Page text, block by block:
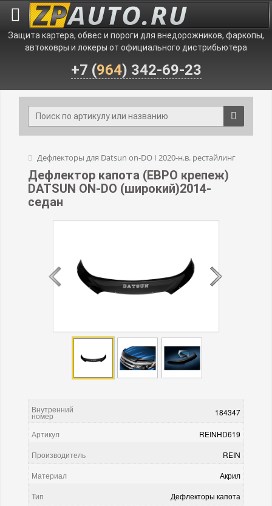
Защита картера, обвес и пороги для внедорожников, фаркопы,
автоковры и локеры от официального дистрибьютера
+7 (964) 342-69-23
Дефлекторы для Datsun on-DO I 2020-н.в. рестайлинг
Дефлектор капота (ЕВРО крепеж)
DATSUN ON-DO (широкий)2014-
седан
Внутренний
номер 184347
Артикул
REINHD619
Производитель
REIN
Материал
Акрил
Тип
Дефлекторы капота